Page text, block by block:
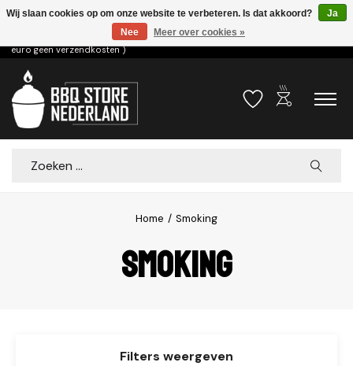
Voor 15.00u besteld dezelfde dag verzonden! ( 6,95 verzendkosten, vanaf 75
euro geen verzendkosten )
Verlanglijst
outdoor_grill
Zoeken
Home / Smoking
Smoking
Filters weergeven
Wij slaan cookies op om onze website te verbeteren. Is dat akkoord?
Ja
Nee
Meer over cookies »